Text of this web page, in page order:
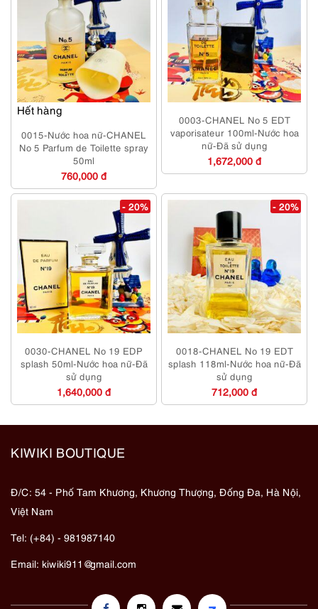
Hết hàng
0015-Nước hoa nữ-CHANEL
No 5 Parfum de Toilette spray
50ml
760,000 đ
0003-CHANEL No 5 EDT
vaporisateur 100ml-Nước hoa
nữ-Đã sử dụng
1,672,000 đ
- 20%
0030-CHANEL No 19 EDP
splash 50ml-Nước hoa nữ-Đã
sử dụng
1,640,000 đ
- 20%
0018-CHANEL No 19 EDT
splash 118ml-Nước hoa nữ-Đã
sử dụng
712,000 đ
KIWIKI BOUTIQUE
Đ/C: 54 - Phố Tam Khương, Khương Thượng, Đống Đa, Hà Nội,
Việt Nam
Tel: (+84) - 981987140
Email: kiwiki911@gmail.com